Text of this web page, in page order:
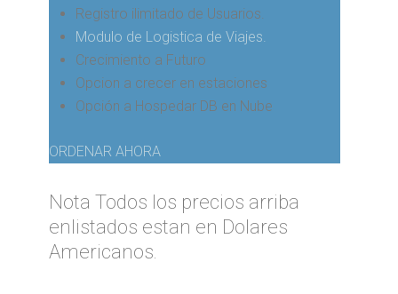
Registro ilimitado de Usuarios.
Modulo de Logistica de Viajes.
Crecimiento a Futuro
Opcion a crecer en estaciones
Opción a Hospedar DB en Nube
ORDENAR AHORA
Nota Todos los precios arriba
enlistados estan en Dolares
Americanos.